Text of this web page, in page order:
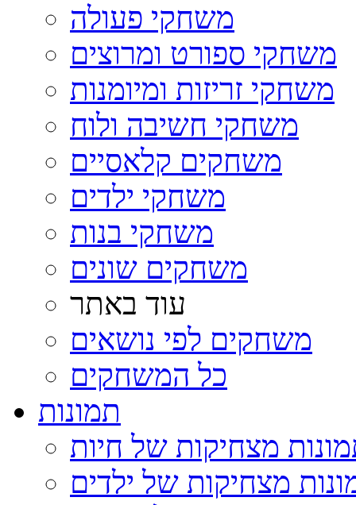
משחקי פעולה
משחקי ספורט ומרוצים
משחקי זריזות ומיומנות
משחקי חשיבה ולוח
משחקים קלאסיים
משחקי ילדים
משחקי בנות
משחקים שונים
עוד באתר
משחקים לפי נושאים
כל המשחקים
תמונות
מצחיקות של חיות
מצחיקות של ילדים